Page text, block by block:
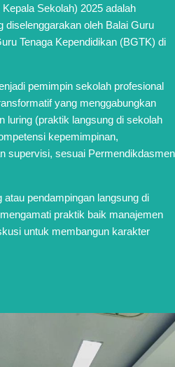
Sekolah) 2025 adalah
diselenggarakan oleh Balai Guru
Tenaga Kependidikan (BGTK) di
pemimpin sekolah profesional
yang menggabungkan
luring (praktik langsung di sekolah
kepemimpinan,
supervisi, sesuai Permendikdasmen
pendampingan langsung di
praktik baik manajemen
untuk membangun karakter